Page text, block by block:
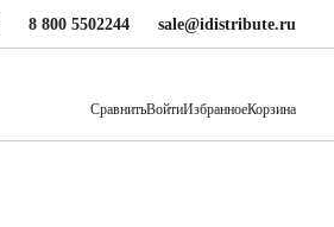
8 800 5502244 sale@idistribute.ru
СравнитьВойтиИзбранноеКорзина